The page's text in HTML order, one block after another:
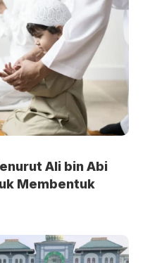
Ali bin Abi
Membentuk